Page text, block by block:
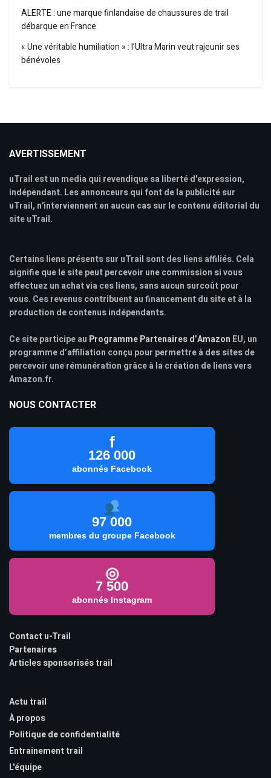
ALERTE : une marque finlandaise de chaussures de trail
débarque en France
« Une véritable humiliation » : l’Ultra Marin veut rajeunir ses
bénévoles
AVERTISSEMENT
uTrail est un media qui revendique sa liberté d'expression,
indépendant. Les annonceurs qui font de la publicité sur
uTrail, n'interviennent en aucun cas sur le contenu éditorial du
site uTrail.
Certains liens présents sur uTrail sont des liens affiliés. Cela
signifie que le site peut percevoir une commission si vous
effectuez un achat via ces liens, sans aucun surcoût pour
vous. Ces revenus contribuent au financement du site et à la
production de contenus indépendants.
Ce site participe au Programme Partenaires d’Amazon EU, un
programme d’affiliation conçu pour permettre à des sites de
percevoir une rémunération grâce à la création de liens vers
Amazon.fr.
NOUS CONTACTER
f
126 000
abonnés Facebook
97 000
membres du groupe Facebook
◎
7 500
abonnés Instagram
Contact u-Trail
Partenaires
Articles sponsorisés trail
Actu trail
À propos
Politique de confidentialité
Entrainement trail
L'équipe